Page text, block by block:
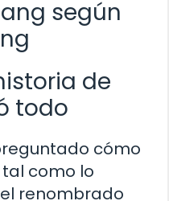
según
de
todo
cómo
como lo
renombrado